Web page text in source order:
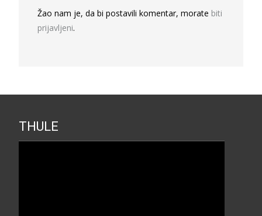
Žao nam je, da bi postavili komentar, morate biti
prijavljeni.
THULE